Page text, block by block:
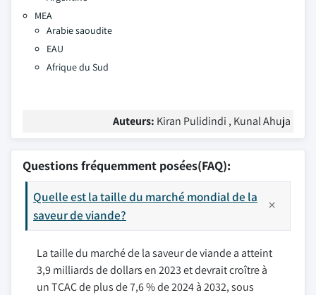
MEA
Arabie saoudite
EAU
Afrique du Sud
Auteurs: Kiran Pulidindi , Kunal Ahuja
Questions fréquemment posées(FAQ):
Quelle est la taille du marché mondial de la
saveur de viande?
La taille du marché de la saveur de viande a atteint
3,9 milliards de dollars en 2023 et devrait croître à
un TCAC de plus de 7,6 % de 2024 à 2032, sous